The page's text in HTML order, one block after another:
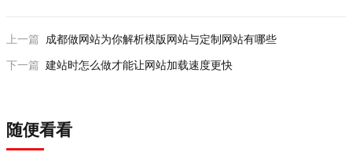
上一篇 成都做网站为你解析模版网站与定制网站有哪些
下一篇 建站时怎么做才能让网站加载速度更快
随便看看